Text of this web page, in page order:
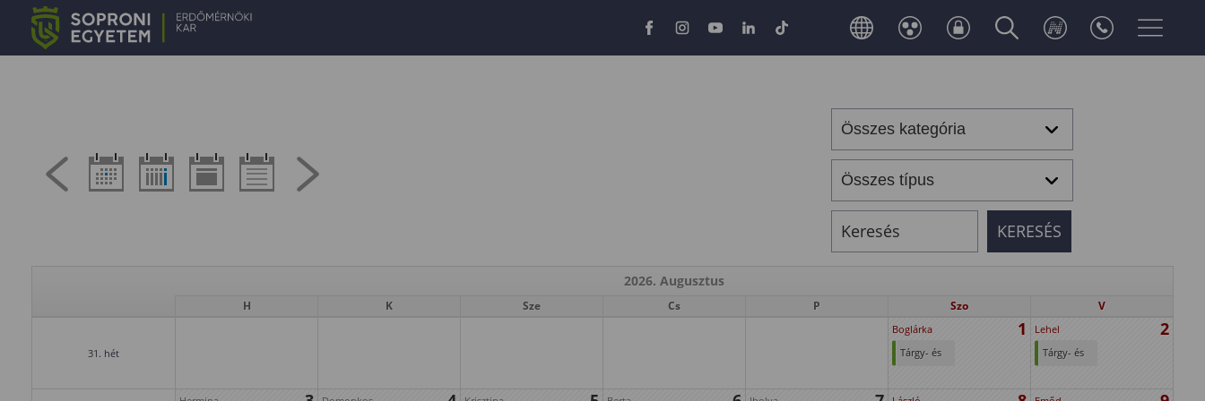
2026. Augusztus
H K Sze Cs P Szo V
31. hét
Boglárka 1
Tárgy- és
időszak
Lehel 2
Tárgy- és
időszak